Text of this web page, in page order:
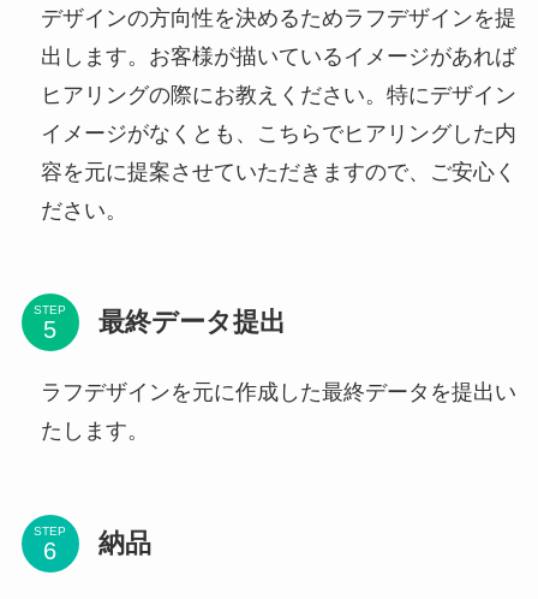
デザインの方向性を決めるためラフデザインを提
出します。お客様が描いているイメージがあれば
ヒアリングの際にお教えください。特にデザイン
イメージがなくとも、こちらでヒアリングした内
容を元に提案させていただきますので、ご安心く
ださい。
STEP 最終データ提出
ラフデザインを元に作成した最終データを提出い
たします。
STEP 納品